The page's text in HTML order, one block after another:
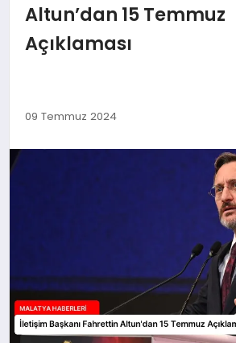
EĞITIM
MAGAZIN
SAĞLIK
TEKNOLOJI
Altun’dan 15 Temmuz
Açıklaması
09 Temmuz 2024